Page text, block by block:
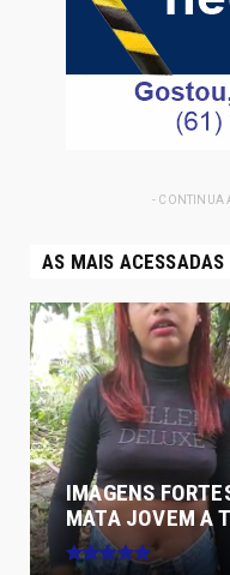
- CONTINUA
AS MAIS
IMAGENS
MATA JOVEM A